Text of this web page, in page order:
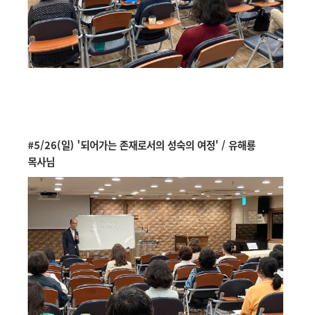
#5/26(일) '되어가는 존재로서의 성숙의 여정' / 유해룡
목사님